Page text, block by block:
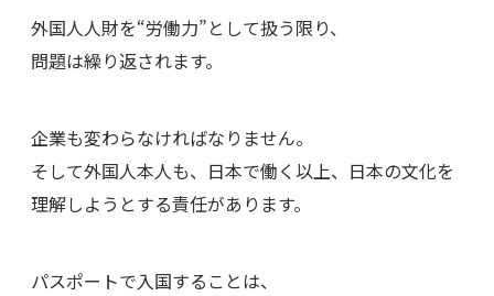
外国人人財を“労働力”として扱う限り、
問題は繰り返されます。
企業も変わらなければなりません。
そして外国人本人も、日本で働く以上、日本の文化を
理解しようとする責任があります。
パスポートで入国することは、